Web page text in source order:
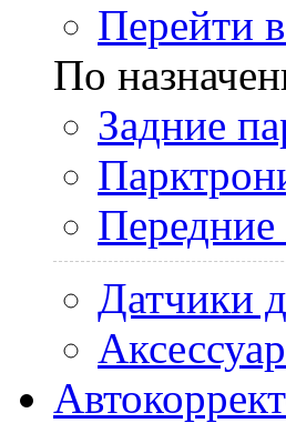
Перейти
По
Задние
Датчики